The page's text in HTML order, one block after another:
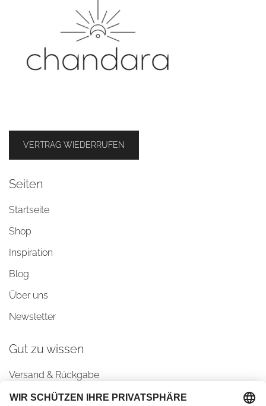
VERTRAG WIEDERRUFEN
Seiten
Startseite
Shop
Inspiration
Blog
Über uns
Newsletter
Gut zu wissen
Versand & Rückgabe
AGBs